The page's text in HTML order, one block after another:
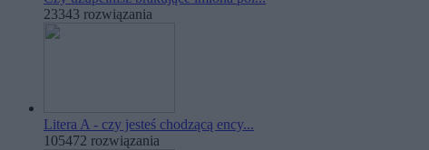
23343 rozwiązania
Litera A - czy jesteś chodzącą ency...
105472 rozwiązania